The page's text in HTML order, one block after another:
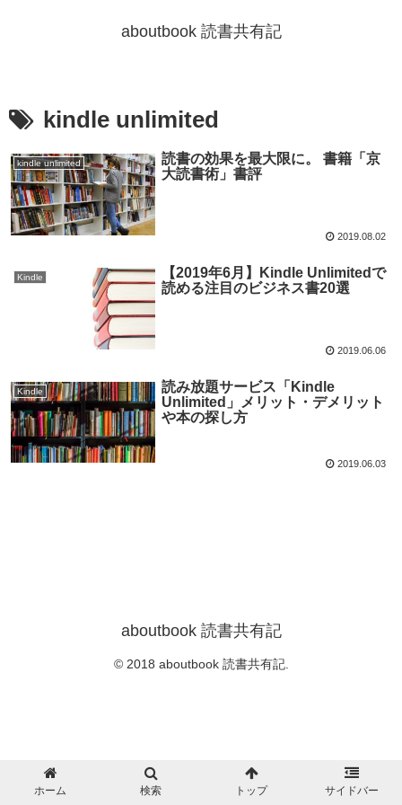
aboutbook 読書共有記
kindle unlimited
kindle unlimited
読書の効果を最大限に。 書籍「京
大読書術」書評
2019.08.02
Kindle
【2019年6月】Kindle Unlimitedで
読める注目のビジネス書20選
2019.06.06
Kindle
読み放題サービス「Kindle
Unlimited」メリット・デメリット
や本の探し方
2019.06.03
aboutbook 読書共有記
© 2018 aboutbook 読書共有記.
ホーム 検索 トップ サイドバー